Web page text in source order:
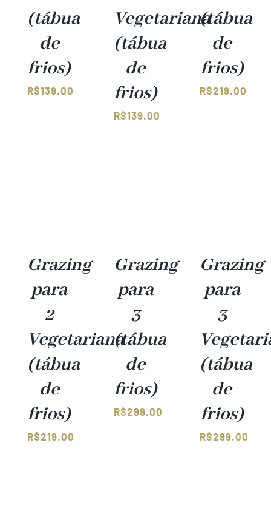
(tábua
de
frios)
R$139.00
Vegetariana
(tábua
de
frios)
R$139.00
(tábua
de
frios)
R$219.00
Grazing
para
2
Vegetariana
(tábua
de
frios)
R$219.00
Grazing
para
3
(tábua
de
frios)
R$299.00
Grazing
para
3
(tábua
de
frios)
R$299.00